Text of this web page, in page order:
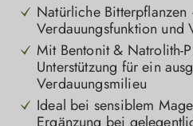
Natürliche
Verdauungsfunktion und
Mit Bentonit & Natrolith-
Unterstützung für ein
Verdauungsmilieu
Ideal bei sensiblem